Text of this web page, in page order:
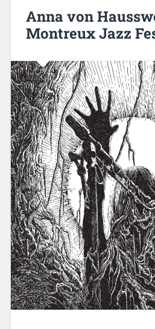
Anna von
Montreux Jazz